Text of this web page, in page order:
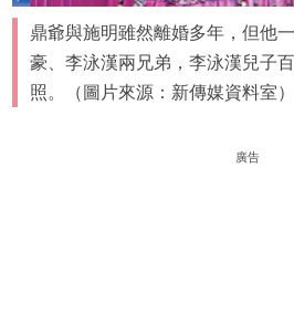
鼎爺與施明雖然離婚多年，但他
豪、李泳漢兩兄弟，李泳漢兒子
照。（圖片來源：新傳媒資料室）
廣告